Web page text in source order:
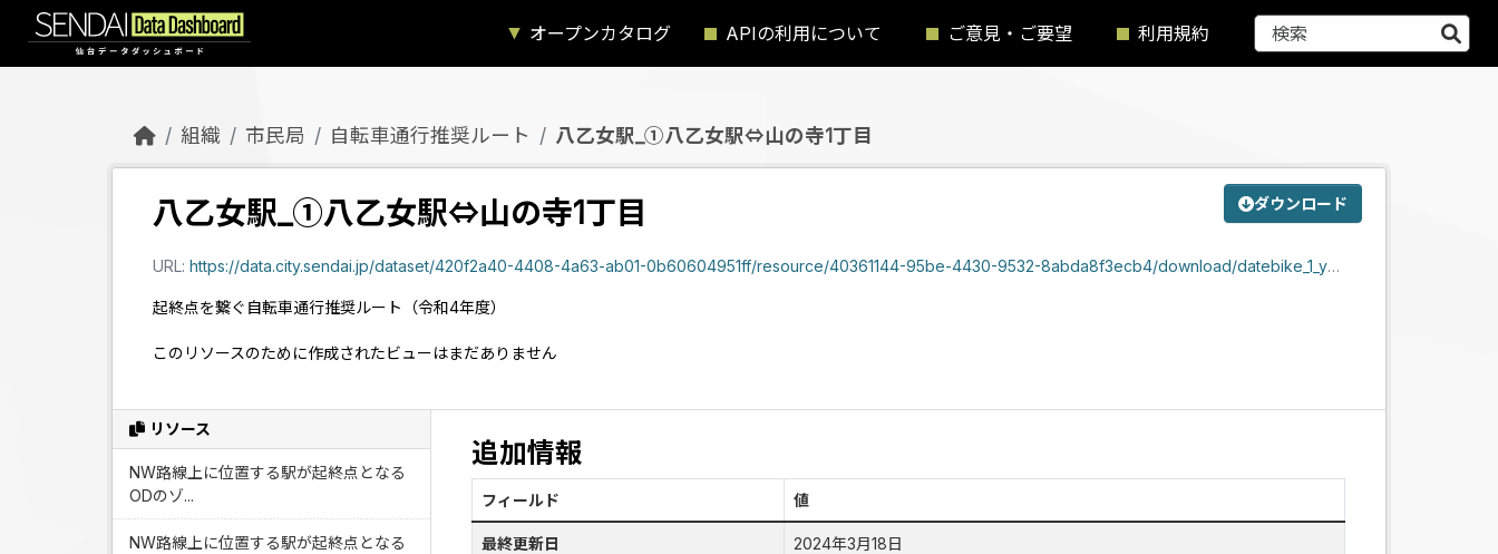
Skip to main content
オープンカタログ APIの利用について ご意見・ご要望 利用規約
組織 市民局 自転車通行推奨ルート 八乙女駅_①八乙女駅⇔山の寺1丁目
ダウンロード
八乙女駅_①八乙女駅⇔山の寺1丁目
URL: https://data.city.sendai.jp/dataset/420f2a40-4408-4a63-ab01-0b60604951ff/resource/40361144-95be-4430-9532-8abda8f3ecb4/download/datebike_1_yaotome_yamanoteraiccyoume.zip
起終点を繋ぐ自転車通行推奨ルート（令和4年度）
このリソースのために作成されたビューはまだありません
リソース
NW路線上に位置する駅が起終点となる
ODのゾ...
NW路線上に位置する駅が起終点となる
追加情報
フィールド 値
最終更新日 2024年3月18日